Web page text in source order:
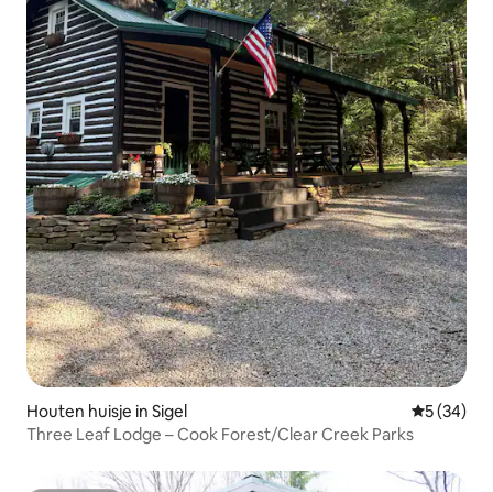
Houten huisje in Sigel
5 (34)
Three Leaf Lodge – Cook Forest/Clear Creek Parks